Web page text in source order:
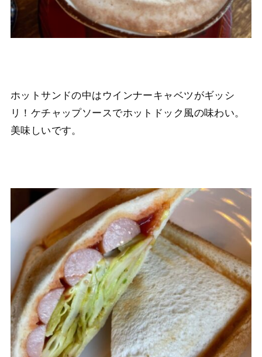
ホットサンドの中はウインナーキャベツがギッシ
リ！ケチャップソースでホットドック風の味わい。
美味しいです。